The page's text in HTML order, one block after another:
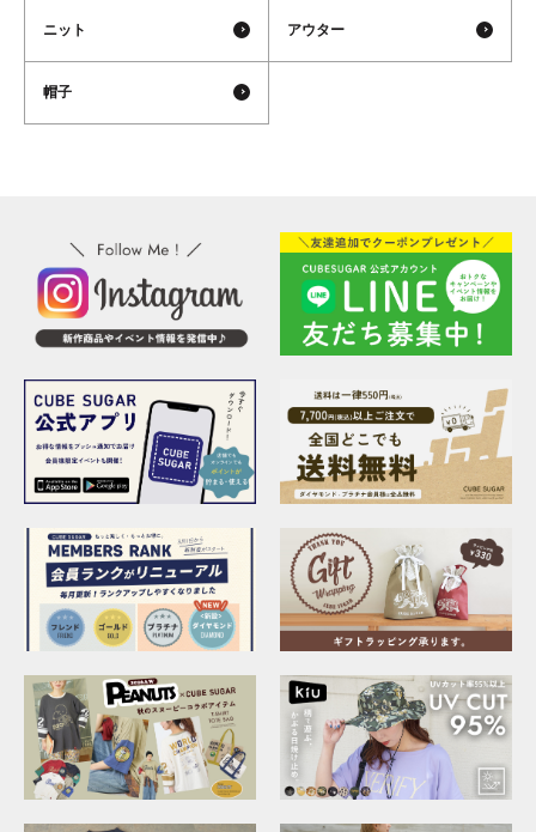
ニット アウター
帽子